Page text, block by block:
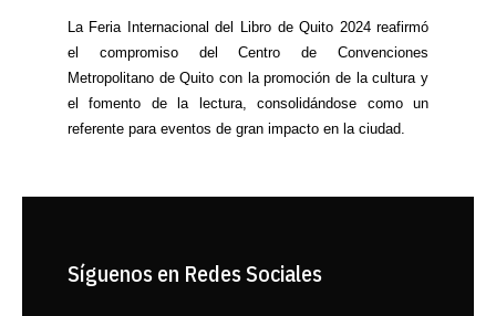
La Feria Internacional del Libro de Quito 2024 reafirmó
el compromiso del Centro de Convenciones
Metropolitano de Quito con la promoción de la cultura y
el fomento de la lectura, consolidándose como un
referente para eventos de gran impacto en la ciudad.
Síguenos en Redes Sociales